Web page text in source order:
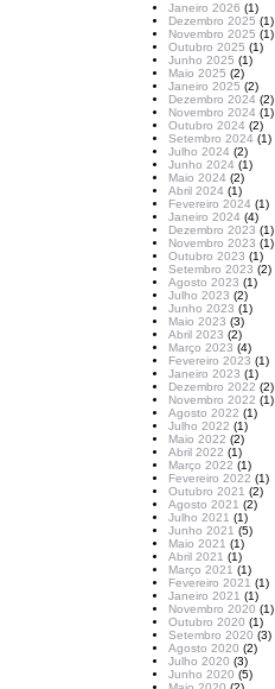
Janeiro 2026 (1)
Dezembro 2025 (1)
Novembro 2025 (1)
Outubro 2025 (1)
Junho 2025 (1)
Maio 2025 (2)
Janeiro 2025 (2)
Dezembro 2024 (2)
Novembro 2024 (1)
Outubro 2024 (2)
Setembro 2024 (1)
Julho 2024 (2)
Junho 2024 (1)
Maio 2024 (2)
Abril 2024 (1)
Fevereiro 2024 (1)
Janeiro 2024 (4)
Dezembro 2023 (1)
Novembro 2023 (1)
Outubro 2023 (1)
Setembro 2023 (2)
Agosto 2023 (1)
Julho 2023 (2)
Junho 2023 (1)
Maio 2023 (3)
Abril 2023 (2)
Março 2023 (4)
Fevereiro 2023 (1)
Janeiro 2023 (1)
Dezembro 2022 (2)
Novembro 2022 (1)
Agosto 2022 (1)
Julho 2022 (1)
Maio 2022 (2)
Abril 2022 (1)
Março 2022 (1)
Fevereiro 2022 (1)
Outubro 2021 (2)
Agosto 2021 (2)
Julho 2021 (1)
Junho 2021 (5)
Maio 2021 (1)
Abril 2021 (1)
Março 2021 (1)
Fevereiro 2021 (1)
Janeiro 2021 (1)
Novembro 2020 (1)
Outubro 2020 (1)
Setembro 2020 (3)
Agosto 2020 (2)
Julho 2020 (3)
Junho 2020 (5)